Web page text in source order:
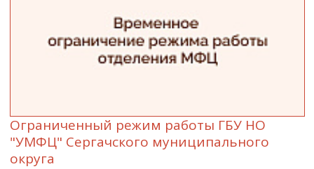
Ограниченный режим работы ГБУ НО
"УМФЦ" Сергачского муниципального
округа